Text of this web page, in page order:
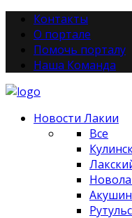
Контакты
О портале
Помочь порталу
Наша Команда
Новости Лакии
Все